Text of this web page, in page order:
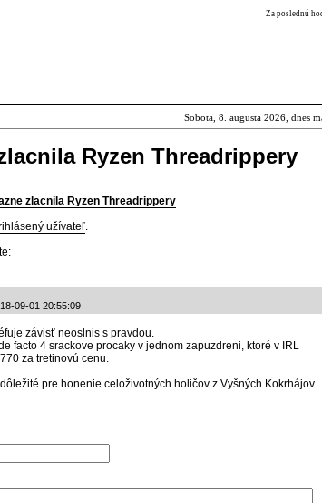
Za poslednú
Sobota, 8. augusta 2026, dnes
Ryzen Threadrippery
zlacnila Ryzen Threadrippery
užívateľ.
09-01 20:55:09
závisť neoslnis s pravdou.
facto 4 srackove procaky v jednom zapuzdreni, ktoré v IRL
za tretinovú cenu.
pre honenie celoživotných holičov z Vyšných Kokrhájov